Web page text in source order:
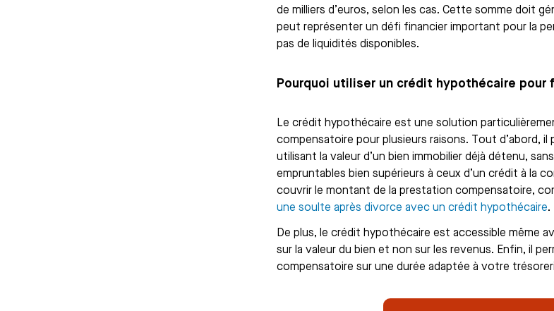
de milliers d’euros, selon les cas. Cette somme doit
peut représenter un défi financier important pour la
pas de liquidités disponibles.
Pourquoi utiliser un crédit hypothécaire
Le crédit hypothécaire est une solution
compensatoire pour plusieurs raisons. Tout d’abord,
utilisant la valeur d’un bien immobilier déjà détenu,
empruntables bien supérieurs à ceux d’un crédit à la
couvrir le montant de la prestation compensatoire,
une soulte après divorce avec un crédit hypothécaire.
De plus, le crédit hypothécaire est accessible même
sur la valeur du bien et non sur les revenus. Enfin, il
compensatoire sur une durée adaptée à votre